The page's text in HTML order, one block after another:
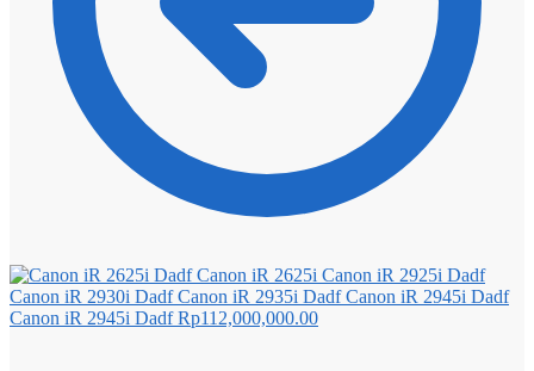
Canon iR 2945i Dadf Rp112,000,000.00